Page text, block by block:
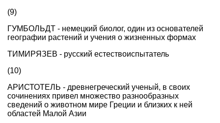
(9)
ГУМБОЛЬДТ - немецкий биолог, один из основателей
географии растений и учения о жизненных формах
ТИМИРЯЗЕВ - русский естествоиспытатель
(10)
АРИСТОТЕЛЬ - древнегреческий ученый, в своих
сочинениях привел множество разнообразных
сведений о животном мире Греции и близких к ней
областей Малой Азии